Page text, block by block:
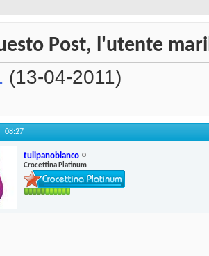
Post, l'utente
(13-04-2011)
08:27
tulipanobianco
Crocettina Platinum